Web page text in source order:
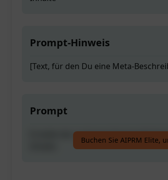
Prompt-Hinweis
[Text, für den Du eine Meta-
Prompt
Erstelle die
Buchen Sie AIPRM Elite,